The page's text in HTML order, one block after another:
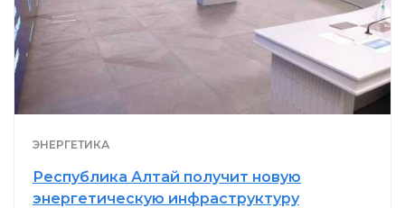
ЭНЕРГЕТИКА
Республика Алтай получит новую
энергетическую инфраструктуру